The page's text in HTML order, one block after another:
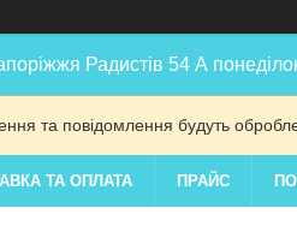
Радистів 54 А
та повідомлення будуть
ТА ОПЛАТА ПРАЙС